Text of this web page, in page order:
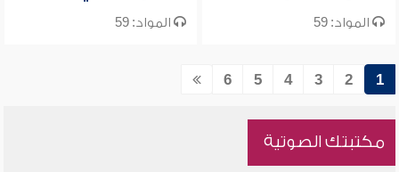
المواد: 59 المواد: 59
1
2
3
4
5
6
مكتبتك الصوتية